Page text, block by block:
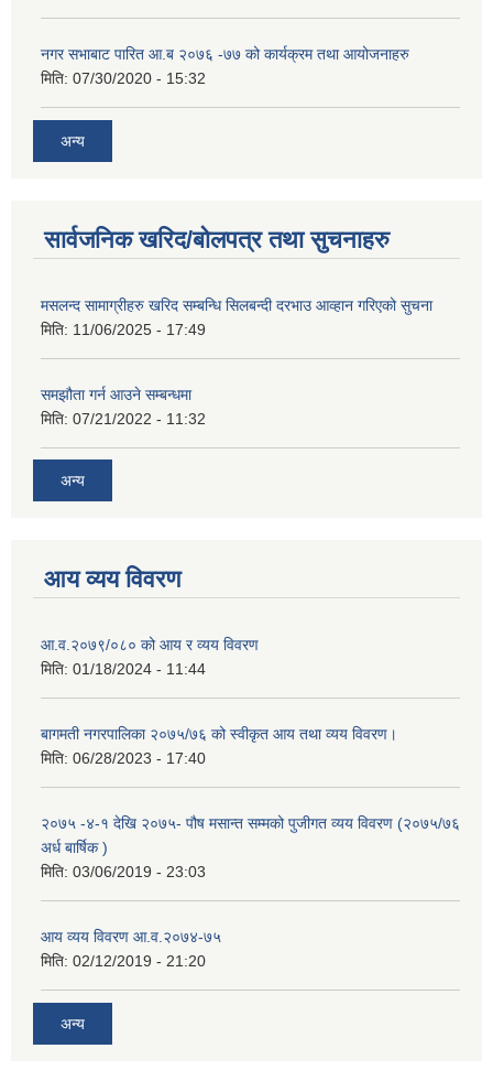
नगर सभाबाट पारित आ.ब २०७६ -७७ को कार्यक्रम तथा आयोजनाहरु
मिति: 07/30/2020 - 15:32
अन्य
सार्वजनिक खरिद/बोलपत्र तथा सुचनाहरु
मसलन्द सामाग्रीहरु खरिद सम्बन्धि सिलबन्दी दरभाउ आव्हान गरिएको सुचना
मिति: 11/06/2025 - 17:49
समझौता गर्न आउने सम्बन्धमा
मिति: 07/21/2022 - 11:32
अन्य
आय व्यय विवरण
आ.व.२०७९/०८० को आय र व्यय विवरण
मिति: 01/18/2024 - 11:44
बागमती नगरपालिका २०७५/७६ को स्वीकृत आय तथा व्यय विवरण।
मिति: 06/28/2023 - 17:40
२०७५ -४-१ देखि २०७५- पौष मसान्त सम्मको पुजीगत व्यय विवरण (२०७५/७६
अर्ध बार्षिक )
मिति: 03/06/2019 - 23:03
आय व्यय विवरण आ.व.२०७४-७५
मिति: 02/12/2019 - 21:20
अन्य